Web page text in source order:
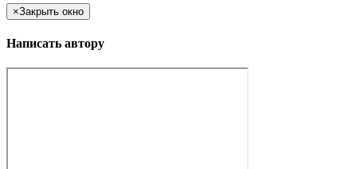
×Закрыть окно
Написать автору